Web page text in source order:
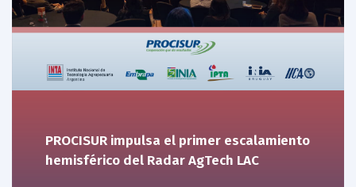
PROCISUR impulsa el primer escalamiento
hemisférico del Radar AgTech LAC